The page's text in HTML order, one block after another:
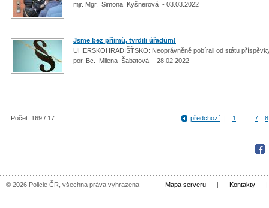
mjr. Mgr. Simona Kyšnerová - 03.03.2022
Jsme bez příjmů, tvrdili úřadům!
UHERSKOHRADIŠŤSKO: Neoprávněně pobírali od státu
por. Bc. Milena Šabatová - 28.02.2022
Počet: 169 / 17 předchozí | 1 7 8
© 2026 Policie ČR, všechna práva vyhrazena Mapa serveru | Kontakty |